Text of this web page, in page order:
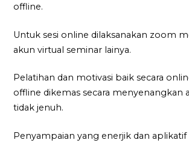
offline.
Untuk sesi online dilaksanakan zoom
akun virtual seminar lainya.
Pelatihan dan motivasi baik secara
offline dikemas secara menyenangkan
tidak jenuh.
Penyampaian yang enerjik dan aplikatif